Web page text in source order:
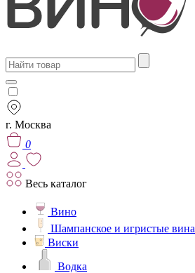
г. Москва
0
Весь каталог
Вино
Шампанское и игристые вина
Виски
Водка